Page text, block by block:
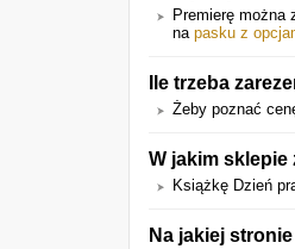
Premierę można
na pasku z
Ile trzeba
Żeby poznać
W jakim sklepie
Książkę Dzień
Na jakiej